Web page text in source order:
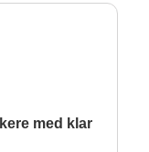
med klar